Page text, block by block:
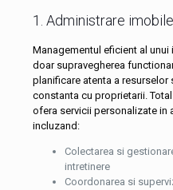
1. Administrare imobile
Managementul eficient al
doar supravegherea
planificare atenta a resurselor
constanta cu proprietarii.
ofera servicii personalizate in
incluzand:
Colectarea si
intretinere
Coordonarea si